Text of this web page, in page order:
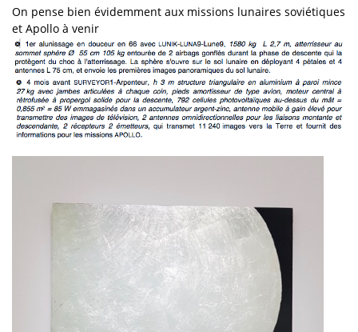
On pense bien évidemment aux missions lunaires soviétiques
et Apollo à venir